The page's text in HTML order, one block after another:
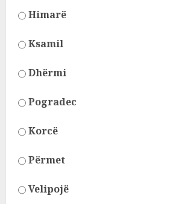
Himarë
Ksamil
Dhërmi
Pogradec
Korcë
Përmet
Velipojë